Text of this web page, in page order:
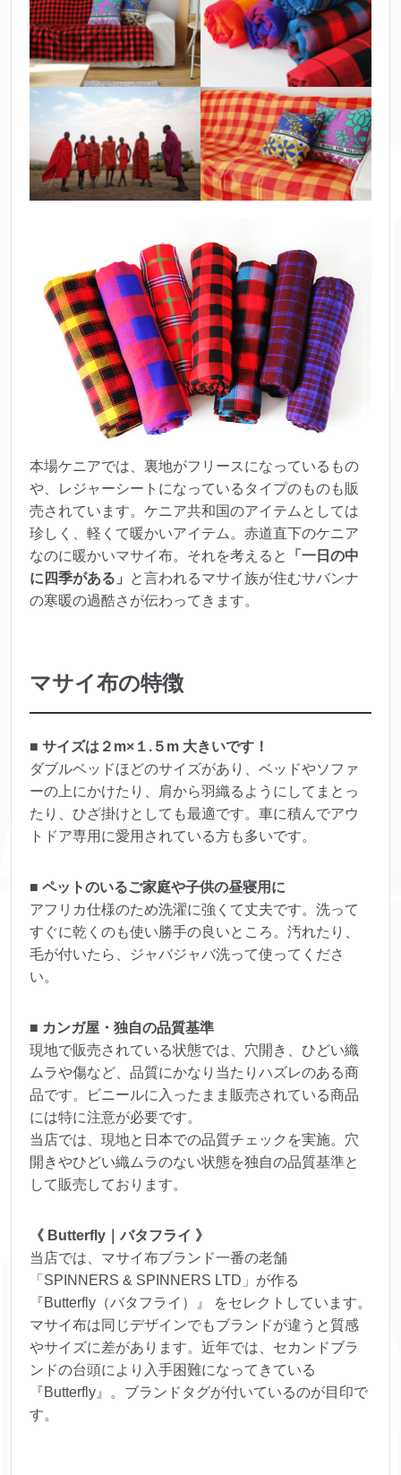
本場ケニアでは、裏地がフリースになっているもの
や、レジャーシートになっているタイプのものも販
売されています。ケニア共和国のアイテムとしては
珍しく、軽くて暖かいアイテム。赤道直下のケニア
なのに暖かいマサイ布。それを考えると
「一日の中
に四季がある」
と言われるマサイ族が住むサバンナ
の寒暖の過酷さが伝わってきます。
マサイ布の特徴
■ サイズは２m×１.５m 大きいです！
ダブルベッドほどのサイズがあり、ベッドやソファ
ーの上にかけたり、肩から羽織るようにしてまとっ
たり、ひざ掛けとしても最適です。車に積んでアウ
トドア専用に愛用されている方も多いです。
■ ペットのいるご家庭や子供の昼寝用に
アフリカ仕様のため洗濯に強くて丈夫です。洗って
すぐに乾くのも使い勝手の良いところ。汚れたり、
毛が付いたら、ジャバジャバ洗って使ってくださ
い。
■ カンガ屋・独自の品質基準
現地で販売されている状態では、穴開き、ひどい織
ムラや傷など、品質にかなり当たりハズレのある商
品です。ビニールに入ったまま販売されている商品
には特に注意が必要です。
当店では、現地と日本での品質チェックを実施。穴
開きやひどい織ムラのない状態を独自の品質基準と
して販売しております。
《 Butterfly｜バタフライ 》
当店では、マサイ布ブランド一番の老舗
「SPINNERS & SPINNERS LTD」が作る
『Butterfly（バタフライ）』 をセレクトしています。
マサイ布は同じデザインでもブランドが違うと質感
やサイズに差があります。近年では、セカンドブラ
ンドの台頭により入手困難になってきている
『Butterfly』。ブランドタグが付いているのが目印で
す。